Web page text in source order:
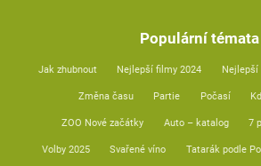
Populární témata
Jak zhubnout Nejlepší filmy 2024 Nejlepší
Změna času Partie Počasí
ZOO Nové začátky Auto – katalog 7
Volby 2025 Svařené víno Tatarák podle